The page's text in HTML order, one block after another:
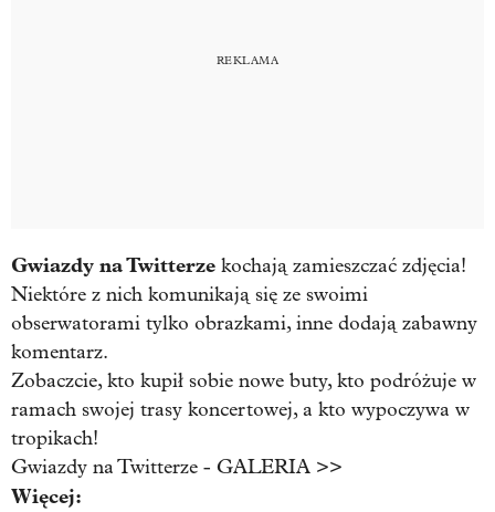
Gwiazdy na Twitterze kochają zamieszczać zdjęcia!
Niektóre z nich komunikają się ze swoimi
obserwatorami tylko obrazkami, inne dodają zabawny
komentarz.
Zobaczcie, kto kupił sobie nowe buty, kto podróżuje w
ramach swojej trasy koncertowej, a kto wypoczywa w
tropikach!
Gwiazdy na Twitterze - GALERIA >>
Więcej: